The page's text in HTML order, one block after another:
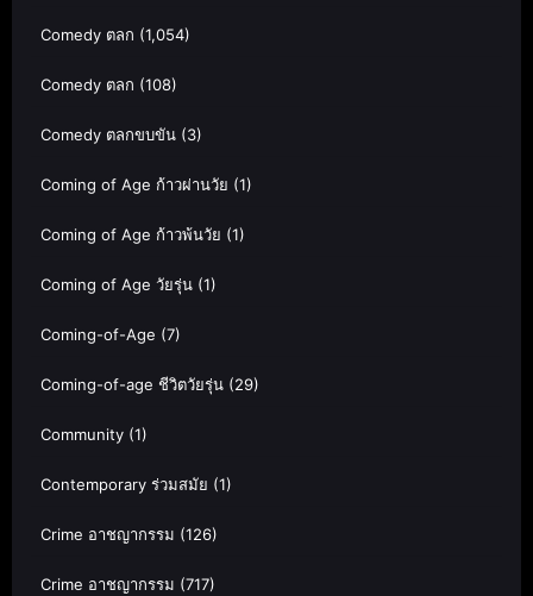
Comedy ตลก (1,054)
Comedy ตลก (108)
Comedy ตลกขบขัน (3)
Coming of Age ก้าวผ่านวัย (1)
Coming of Age ก้าวพ้นวัย (1)
Coming of Age วัยรุ่น (1)
Coming-of-Age (7)
Coming-of-age ชีวิตวัยรุ่น (29)
Community (1)
Contemporary ร่วมสมัย (1)
Crime อาชญากรรม (126)
Crime อาชญากรรม (717)